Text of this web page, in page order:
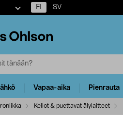
FI SV
Vapaa-aika Pienrauta
Kellot & puettavat älylaitteet